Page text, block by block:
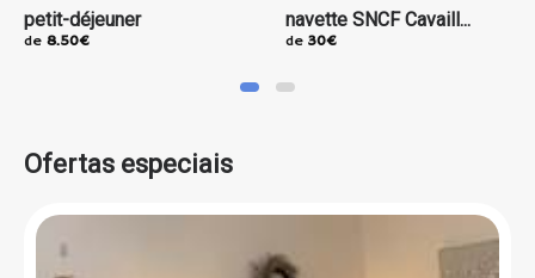
petit-déjeuner
de 8.50€
navette SNCF Cavaill...
de 30€
Ofertas especiais